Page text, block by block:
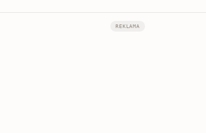
REKLAMA